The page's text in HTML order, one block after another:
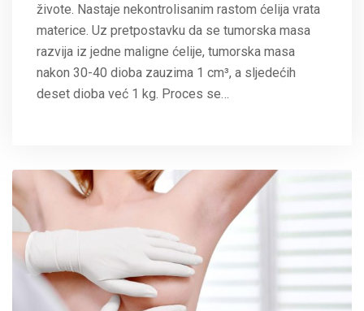
živote. Nastaje nekontrolisanim rastom ćelija vrata
materice. Uz pretpostavku da se tumorska masa
razvija iz jedne maligne ćelije, tumorska masa
nakon 30-40 dioba zauzima 1 cm³, a sljedećih
deset dioba već 1 kg. Proces se…